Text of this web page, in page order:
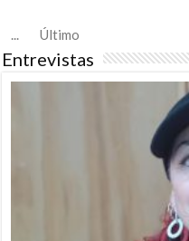
...
Último
Entrevistas